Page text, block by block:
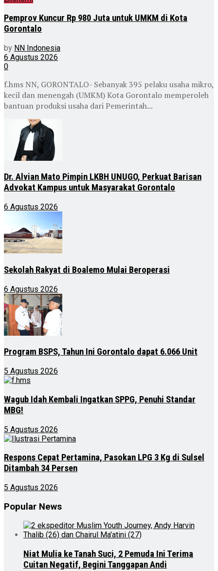
Pemprov Kuncur Rp 980 Juta untuk UMKM di Kota
Gorontalo
by NN Indonesia
6 Agustus 2026
0
f.hms NN, GORONTALO- Sebanyak 395 pelaku usaha mikro,
kecil dan menengah (UMKM) Kota Gorontalo memperoleh
bantuan produksi usaha dari Pemerintah...
Dr. Alvian Mato Pimpin LKBH UNUGO, Perkuat Barisan
Advokat Kampus untuk Masyarakat Gorontalo
6 Agustus 2026
Sekolah Rakyat di Boalemo Mulai Beroperasi
6 Agustus 2026
Program BSPS, Tahun Ini Gorontalo dapat 6.066 Unit
5 Agustus 2026
Wagub Idah Kembali Ingatkan SPPG, Penuhi Standar
MBG!
5 Agustus 2026
Respons Cepat Pertamina, Pasokan LPG 3 Kg di Sulsel
Ditambah 34 Persen
5 Agustus 2026
Popular News
Niat Mulia ke Tanah Suci, 2 Pemuda Ini Terima
Cuitan Negatif, Begini Tanggapan Andi